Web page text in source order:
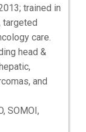
trained in
targeted
care.
head &
and
SOMOI,